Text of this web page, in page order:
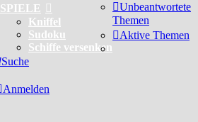
SPIELE
Kniffel
Sudoku
Schiffe versenken
Unbeantwortete
Themen
Aktive Themen
Suche
Anmelden